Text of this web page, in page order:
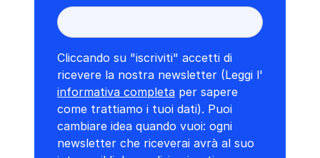
Cliccando su "iscriviti" accetti di
ricevere la nostra newsletter (Leggi l'
informativa completa per sapere
come trattiamo i tuoi dati). Puoi
cambiare idea quando vuoi: ogni
newsletter che riceverai avrà al suo